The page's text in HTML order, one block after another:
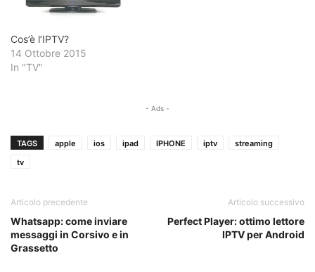
Cos’è l’IPTV?
14 Ottobre 2015
In "TV"
- Ads -
TAGS apple ios ipad IPHONE iptv
streaming
tv
Articolo precedente
Whatsapp: come inviare
messaggi in Corsivo e in
Grassetto
Articolo successivo
Perfect Player: ottimo lettore
IPTV per Android